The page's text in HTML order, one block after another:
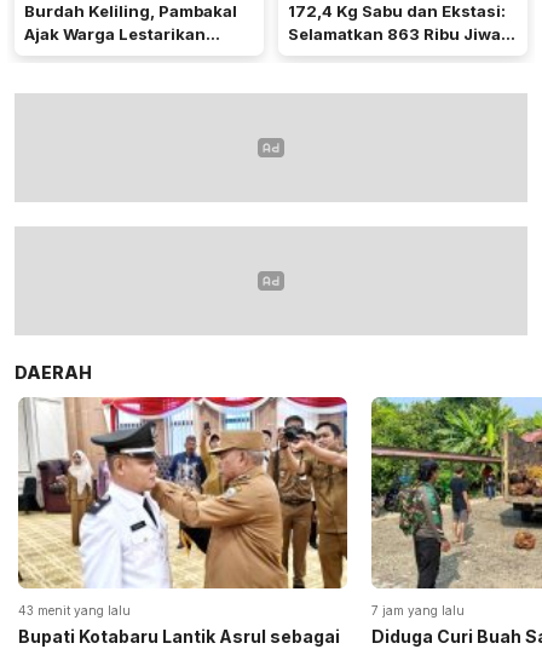
Burdah Keliling, Pambakal
Ajak Warga Lestarikan
Tradisi Keagamaan
172,4 Kg Sabu dan Ekstasi:
Selamatkan 863 Ribu Jiwa
dan Hemat Biaya Rehab Rp.
DAERAH
43 menit yang lalu
Bupati Kotabaru Lantik Asrul sebagai
7 jam yang lalu
Diduga Curi Buah